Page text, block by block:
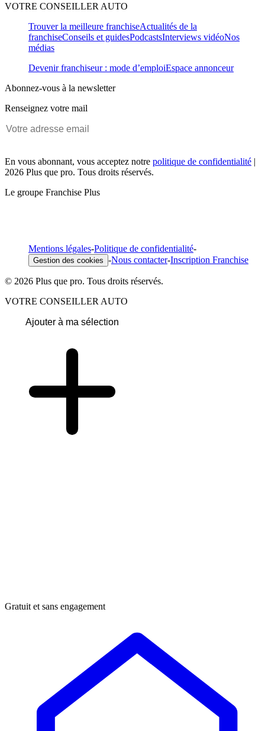
VOTRE CONSEILLER AUTO
Trouver la meilleure franchiseActualités de la
franchiseConseils et guidesPodcastsInterviews vidéoNos
médias
Devenir franchiseur : mode d’emploiEspace annonceur
Abonnez-vous à la newsletter
Renseignez votre mail
En vous abonnant, vous acceptez notre politique de confidentialité |
2026 Plus que pro. Tous droits réservés.
Le groupe Franchise Plus
Mentions légales-Politique de confidentialité-
Gestion des cookies -Nous contacter-Inscription Franchise
© 2026 Plus que pro. Tous droits réservés.
VOTRE CONSEILLER AUTO
Ajouter à ma sélection
Gratuit et sans engagement